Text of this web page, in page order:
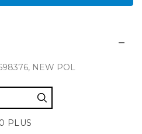
NEW POL
PLUS